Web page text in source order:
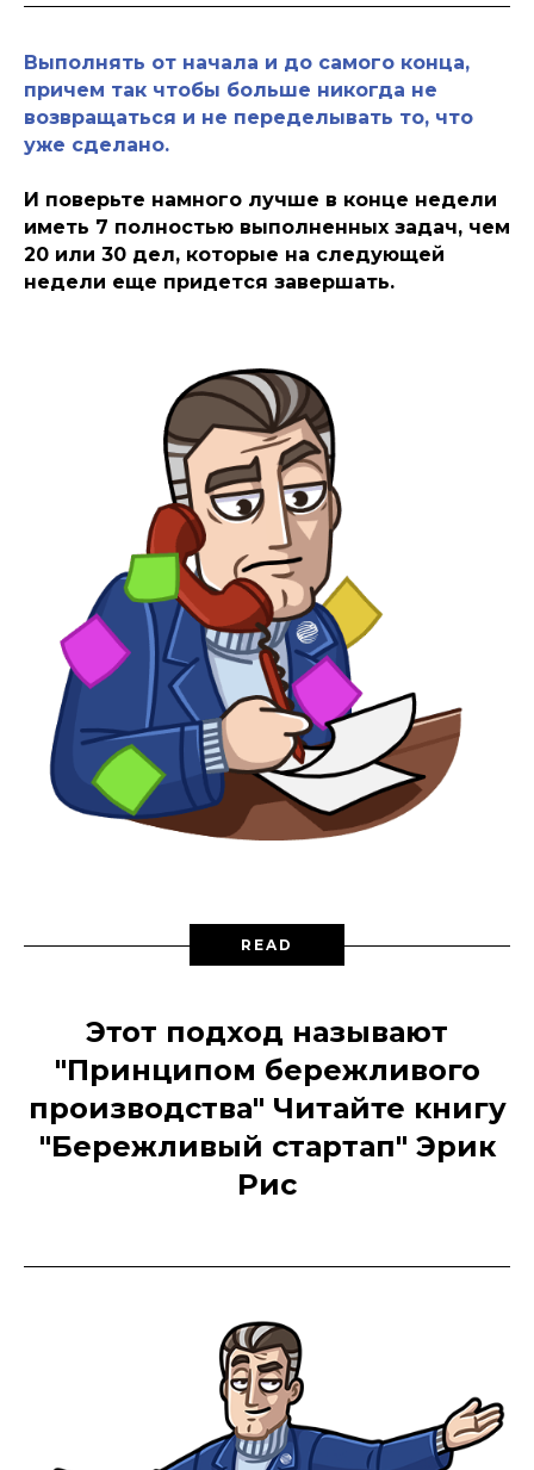
Выполнять от начала и до самого конца,
причем так чтобы больше никогда не
возвращаться и не переделывать то, что
уже сделано.
И поверьте намного лучше в конце недели
иметь 7 полностью выполненных задач, чем
20 или 30 дел, которые на следующей
недели еще придется завершать.
READ
Этот подход называют
"Принципом бережливого
производства" Читайте книгу
"Бережливый стартап" Эрик
Рис